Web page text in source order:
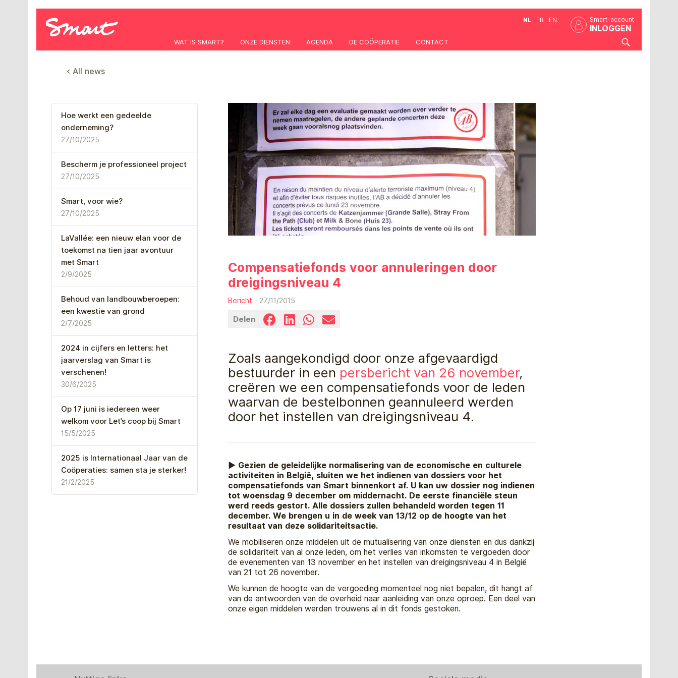
Smart-account
INLOGGEN
NL FR EN
WAT IS SMART? ONZE DIENSTEN AGENDA DE COÖPERATIE CONTACT
< All news
Hoe werkt een gedeelde
onderneming?
27/10/2025
Bescherm je professioneel project
27/10/2025
Smart, voor wie?
27/10/2025
LaVallée: een nieuw elan voor de
toekomst na tien jaar avontuur
met Smart
2/9/2025
Behoud van landbouwberoepen:
een kwestie van grond
2/7/2025
2024 in cijfers en letters: het
jaarverslag van Smart is
verschenen!
30/6/2025
Op 17 juni is iedereen weer
welkom voor Let’s coop bij Smart
15/5/2025
2025 is Internationaal Jaar van de
Coöperaties: samen sta je sterker!
21/2/2025
Compensatiefonds voor annuleringen door
dreigingsniveau 4
Bericht - 27/11/2015
Delen
Zoals aangekondigd door onze afgevaardigd
bestuurder in een persbericht van 26 november,
creëren we een compensatiefonds voor de leden
waarvan de bestelbonnen geannuleerd werden
door het instellen van dreigingsniveau 4.
► Gezien de geleidelijke normalisering van de economische en culturele
activiteiten in België, sluiten we het indienen van dossiers voor het
compensatiefonds van Smart binnenkort af. U kan uw dossier nog indienen
tot woensdag 9 december om middernacht. De eerste financiële steun
werd reeds gestort. Alle dossiers zullen behandeld worden tegen 11
december. We brengen u in de week van 13/12 op de hoogte van het
resultaat van deze solidariteitsactie.
We mobiliseren onze middelen uit de mutualisering van onze diensten en dus dankzij
de solidariteit van al onze leden, om het verlies van inkomsten te vergoeden door
de evenementen van 13 november en het instellen van dreigingsniveau 4 in België
van 21 tot 26 november.
We kunnen de hoogte van de vergoeding momenteel nog niet bepalen, dit hangt af
van de antwoorden van de overheid naar aanleiding van onze oproep. Een deel van
onze eigen middelen werden trouwens al in dit fonds gestoken.